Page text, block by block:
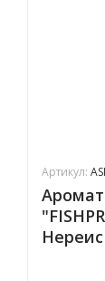
Артикул: